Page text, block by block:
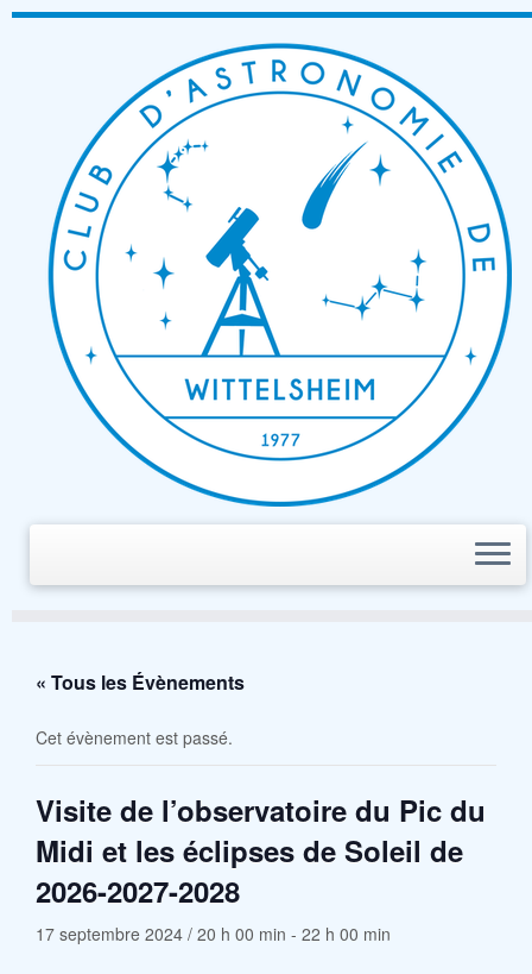
Passer
« Tous les Évènements
Cet évènement est passé.
Visite de l’observatoire du Pic du
Midi et les éclipses de Soleil de
2026-2027-2028
17 septembre 2024 / 20 h 00 min - 22 h 00 min